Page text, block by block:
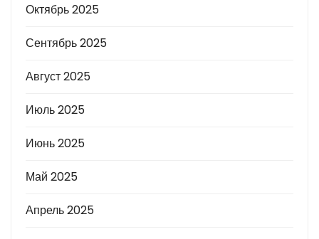
Октябрь 2025
Сентябрь 2025
Август 2025
Июль 2025
Июнь 2025
Май 2025
Апрель 2025